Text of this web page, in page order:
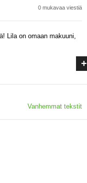
0 mukavaa viestiä
Lila on omaan makuuni,
+
Vanhemmat tekstit